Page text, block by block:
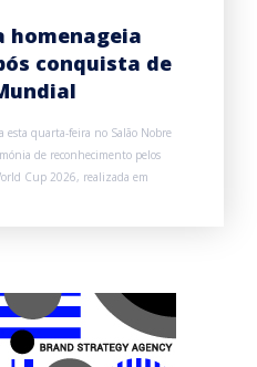
homenageia
conquista de
esta quarta-feira no Salão Nobre
de reconhecimento pelos
Cup 2026, realizada em